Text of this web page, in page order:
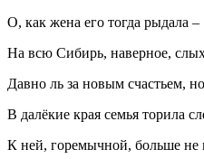
О, как жена его тогда рыдала –
На всю Сибирь, наверное,
Давно ль за новым счастьем,
В далёкие края семья торила
К ней, горемычной, больше не